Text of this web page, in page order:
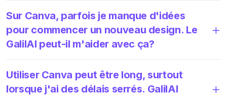
Sur Canva, parfois je manque d'idées
pour commencer un nouveau design. Le
GalilAI peut-il m'aider avec ça?
Utiliser Canva peut être long, surtout
lorsque j'ai des délais serrés. GalilAI